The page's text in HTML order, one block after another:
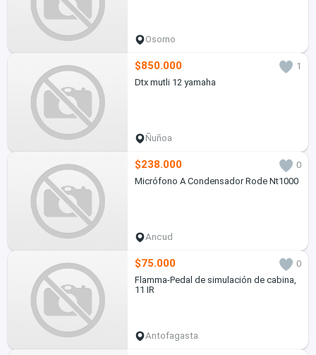
Osorno
$850.000
1
Dtx mutli 12 yamaha
Ñuñoa
$238.000
0
Micrófono A Condensador Rode Nt1000
Ancud
$75.000
0
Flamma-Pedal de simulación de cabina,
11 IR
Antofagasta